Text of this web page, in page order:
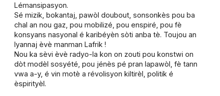
Lémansipasyon.
Sé mizik, bokantaj, pawòl doubout, sonsonkès pou ba
chal an nou gaz, pou mobilizé, pou enspiré, pou fè
konsyans nasyonal é karibéyèn sòti anba tè. Toujou an
lyannaj èvè manman Lafrik !
Nou ka sèvi èvè radyo-la kon on zouti pou konstwi on
dòt modèl sosyété, pou jénès pé pran lapawòl, fè tann
vwa a-y, é vin motè a révolisyon kiltirèl, politik é
èspirityèl.